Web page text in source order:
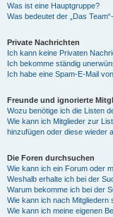
Was ist eine Hauptgruppe?
Was bedeutet der „Das
Private Nachrichten
Ich kann keine Privaten
Ich bekomme ständig
Ich habe eine Spam-E-Mail
Freunde und ignorierte
Wozu benötige ich die Listen
Wie kann ich Mitglieder zur
hinzufügen oder diese wieder
Die Foren durchsuchen
Wie kann ich ein Forum oder
Weshalb erhalte ich bei der
Warum bekomme ich bei der
Wie kann ich nach Mitgliedern
Wie kann ich meine eigenen